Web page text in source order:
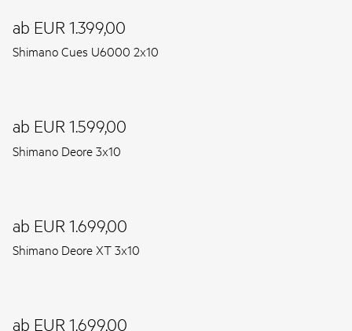
ab EUR 1.399,00
Shimano Cues U6000 2x10
ab EUR 1.599,00
Shimano Deore 3x10
ab EUR 1.699,00
Shimano Deore XT 3x10
ab EUR 1.699,00